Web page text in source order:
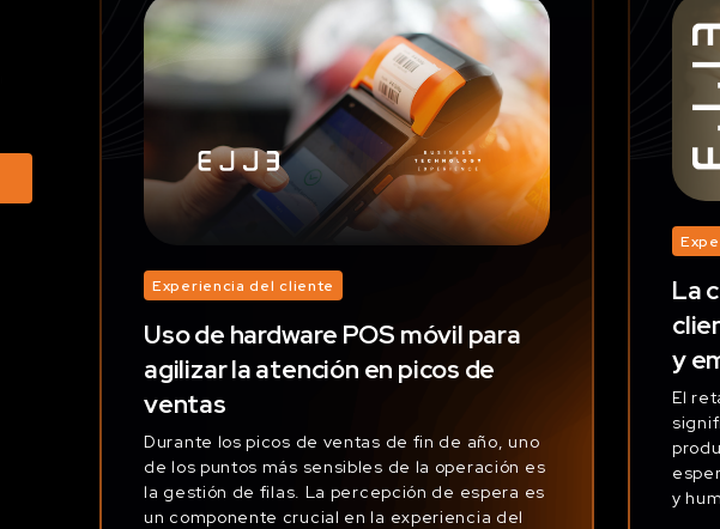
Experiencia del cliente
Uso de hardware POS móvil para
agilizar la atención en picos de
ventas
Durante los picos de ventas de fin de año, uno
de los puntos más sensibles de la operación es
la gestión de filas. La percepción de espera es
un componente crucial en la experiencia del
La
y
El
y